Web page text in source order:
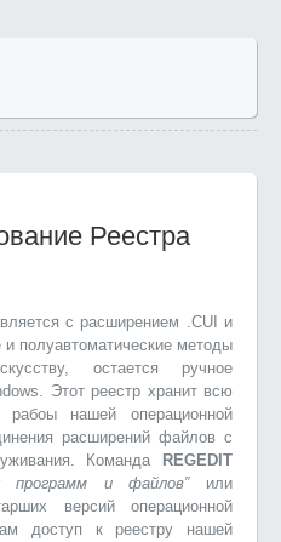
Реестра
с расширением .CUI и
и полуавтоматические методы
остается ручное
Этот реестр хранит всю
нашей операционной
расширений файлов с
Команда
REGEDIT
программ и файлов”или
версий операционной
доступ к реестру нашей